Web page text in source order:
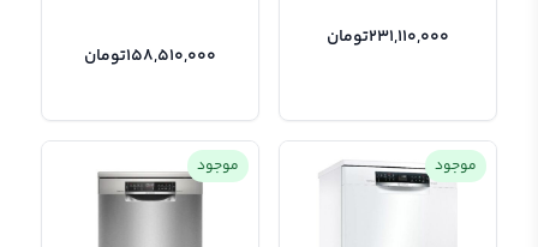
231,110,000تومان
158,510,000تومان
موجود موجود